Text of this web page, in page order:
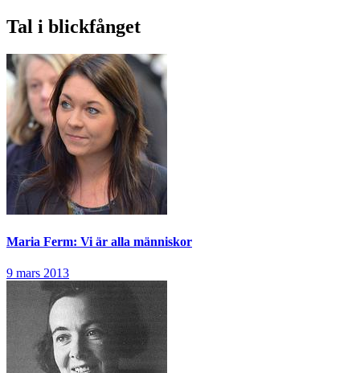
Tal i blickfånget
Maria Ferm: Vi är alla människor
9 mars 2013